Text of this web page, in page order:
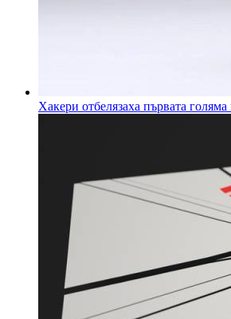
Хакери отбелязаха първата